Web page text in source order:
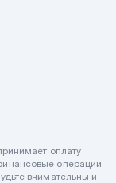
оплату
операции
внимательны и